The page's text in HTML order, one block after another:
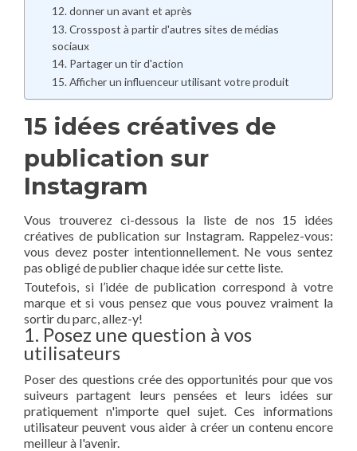
12. donner un avant et après
13. Crosspost à partir d'autres sites de médias
sociaux
14. Partager un tir d'action
15. Afficher un influenceur utilisant votre produit
15 idées créatives de
publication sur
Instagram
Vous trouverez ci-dessous la liste de nos 15 idées
créatives de publication sur Instagram. Rappelez-vous:
vous devez poster intentionnellement. Ne vous sentez
pas obligé de publier chaque idée sur cette liste.
Toutefois, si l’idée de publication correspond à votre
marque et si vous pensez que vous pouvez vraiment la
sortir du parc, allez-y!
1. Posez une question à vos
utilisateurs
Poser des questions crée des opportunités pour que vos
suiveurs partagent leurs pensées et leurs idées sur
pratiquement n'importe quel sujet. Ces informations
utilisateur peuvent vous aider à créer un contenu encore
meilleur à l'avenir.